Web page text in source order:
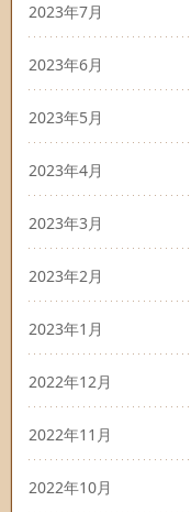
2023年7月
2023年6月
2023年5月
2023年4月
2023年3月
2023年2月
2023年1月
2022年12月
2022年11月
2022年10月